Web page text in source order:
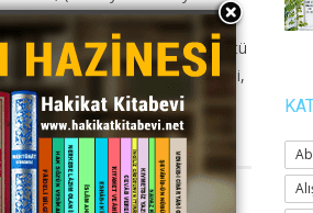
Binalar hep direkler üzerinde
namaz kötülükleri önler. Kötü
Abdestinde mi, guslünde mi,
gerekir.